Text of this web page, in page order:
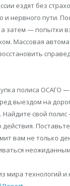
ездят без
и нервного пути.
затем — попытки
Массовая
полиса ОСАГО
выездом на
Найдите свой
вам не только
мира технологий